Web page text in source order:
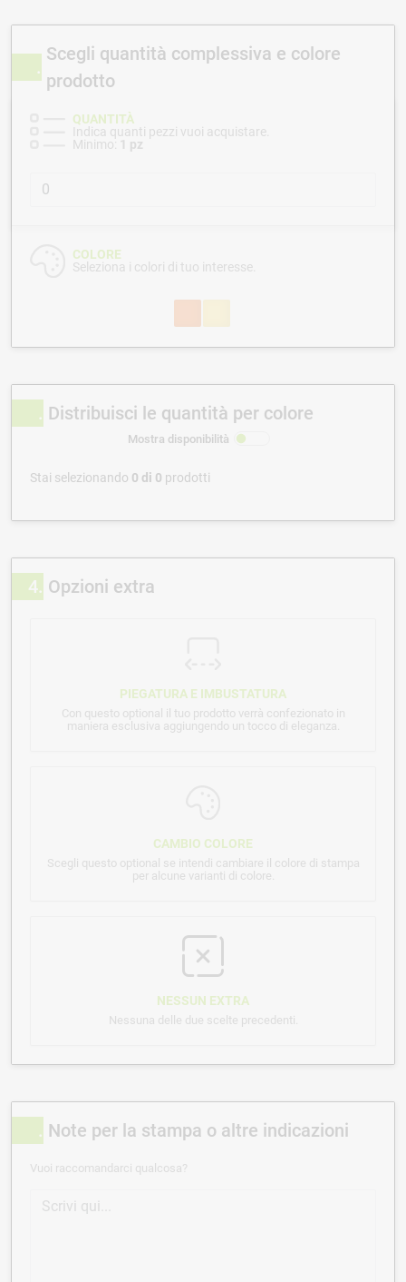
Scegli quantità complessiva e colore
prodotto
QUANTITÀ
Indica quanti pezzi vuoi acquistare.
Minimo: 1 pz
COLORE
Seleziona i colori di tuo interesse.
Distribuisci le quantità per colore
Mostra disponibilità
Stai selezionando 0 di 0 prodotti
4 Opzioni extra
PIEGATURA E IMBUSTATURA
Con questo optional il tuo prodotto verrà confezionato in
maniera esclusiva aggiungendo un tocco di eleganza.
CAMBIO COLORE
Scegli questo optional se intendi cambiare il colore di stampa
per alcune varianti di colore.
NESSUN EXTRA
Nessuna delle due scelte precedenti.
Note per la stampa o altre indicazioni
Vuoi raccomandarci qualcosa?